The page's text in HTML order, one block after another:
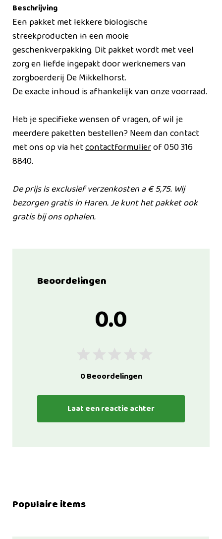
Beschrijving
Een pakket met lekkere biologische
streekproducten in een mooie
geschenkverpakking. Dit pakket wordt met veel
zorg en liefde ingepakt door werknemers van
zorgboerderij De Mikkelhorst.
De exacte inhoud is afhankelijk van onze voorraad.
Heb je specifieke wensen of vragen, of wil je
meerdere paketten bestellen? Neem dan contact
met ons op via hetcontactformulierof 050 316
8840.
De prijs is exclusief verzenkosten a € 5,75. Wij
bezorgen gratis in Haren. Je kunt het pakket ook
gratis bij ons ophalen.
Beoordelingen
0.0
0 Beoordelingen
Laat een reactie achter
Populaire items